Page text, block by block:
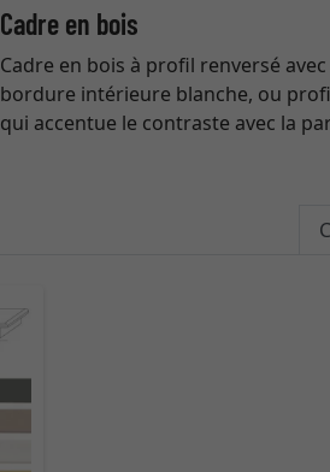
Cadre en bois
Cadre en bois à profil renversé
bordure intérieure blanche, ou
qui accentue le contraste avec la